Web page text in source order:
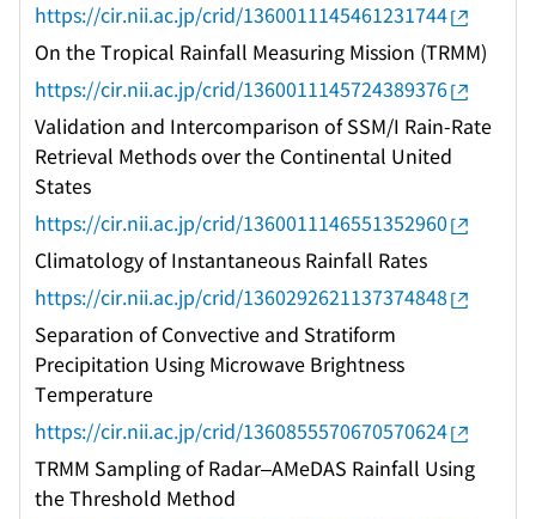
https://cir.nii.ac.jp/crid/1360011145461231744
On the Tropical Rainfall Measuring Mission (TRMM)
https://cir.nii.ac.jp/crid/1360011145724389376
Validation and Intercomparison of SSM/I Rain-Rate
Retrieval Methods over the Continental United
States
https://cir.nii.ac.jp/crid/1360011146551352960
Climatology of Instantaneous Rainfall Rates
https://cir.nii.ac.jp/crid/1360292621137374848
Separation of Convective and Stratiform
Precipitation Using Microwave Brightness
Temperature
https://cir.nii.ac.jp/crid/1360855570670570624
TRMM Sampling of Radar–AMeDAS Rainfall Using
the Threshold Method